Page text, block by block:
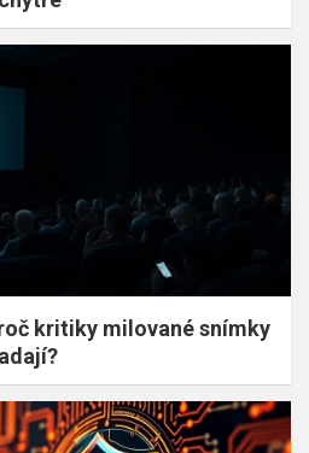
kritiky milované snímky